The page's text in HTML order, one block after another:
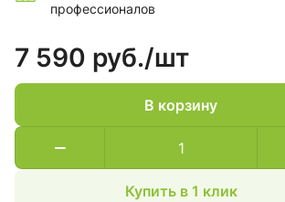
профессионалов
7 590 руб./шт
В корзину
Купить в 1 клик